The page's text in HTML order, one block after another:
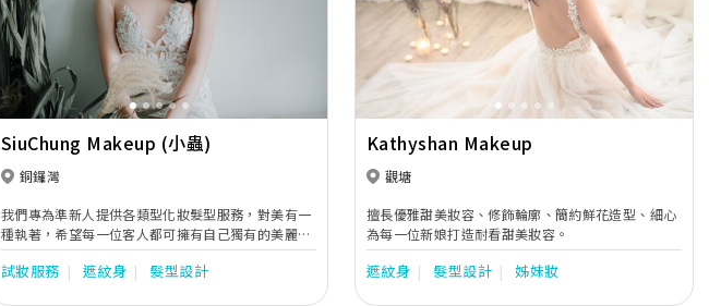
Previous
SiuChung Makeup (小蟲)
銅鑼灣
我們專為準新人提供各類型化妝髮型服務，對美有一
種執著，希望每一位客人都可擁有自己獨有的美麗，
因此沒有為風格定下任何規則，為客人帶來最合適她
們的造型。
試妝服務 遮紋身 髮型設計
Previous Next
Kathyshan Makeup
觀塘
擅長優雅甜美妝容、修飾輪廓、簡約鮮花造型、細心
為每一位新娘打造耐看甜美妝容。
遮紋身 髮型設計 姊妹妝